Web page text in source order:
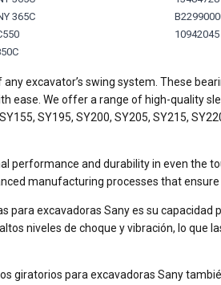
365C
10942045
excavator’s swing system. These
ease. We offer a range of high-quality
SY195, SY200, SY205, SY215,
performance and durability in even
manufacturing processes that
para excavadoras Sany es su
niveles de choque y vibración, lo que
giratorios para excavadoras Sany